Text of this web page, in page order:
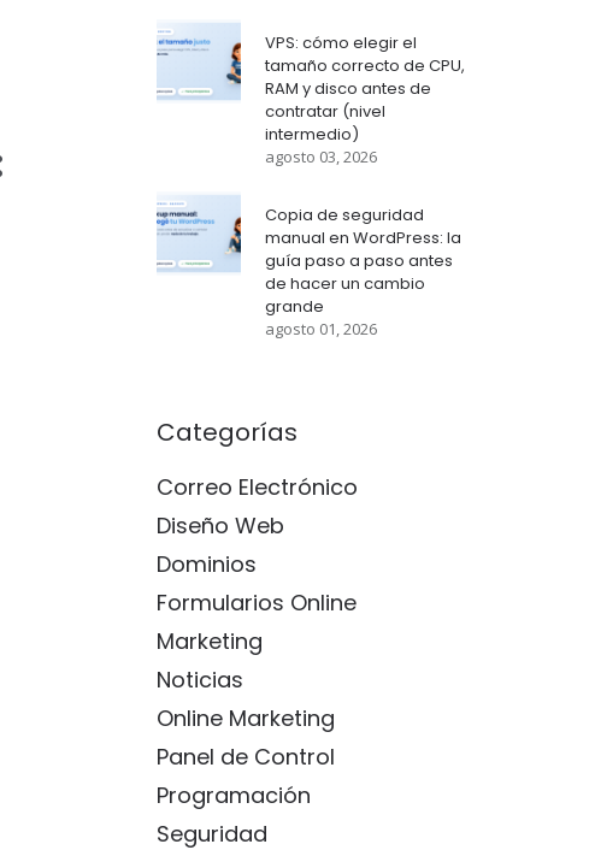
VPS: cómo elegir el
tamaño correcto de CPU,
RAM y disco antes de
contratar (nivel
intermedio)
agosto 03, 2026
Copia de seguridad
manual en WordPress: la
guía paso a paso antes
de hacer un cambio
grande
agosto 01, 2026
Categorías
Correo Electrónico
Diseño Web
Dominios
Formularios Online
Marketing
Noticias
Online Marketing
Panel de Control
Programación
Seguridad